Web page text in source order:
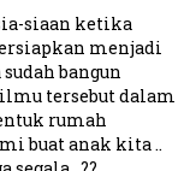
siaan ketika
menjadi
bangun
tersebut dalam
rumah
buat anak kita ..